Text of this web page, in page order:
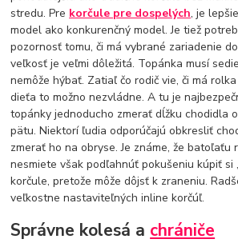
stredu. Pre korčule pre dospelých, je
model ako konkurenčný model. Je tiež
pozornosť tomu, či má vybrané zariadenie
veľkosť je veľmi dôležitá. Topánka musí
nemôže hýbať. Zatiaľ čo rodič vie, či má
dieťa to možno nezvládne. A tu je
topánky jednoducho zmerať dĺžku chodidla
pätu. Niektorí ľudia odporúčajú obkresliť
zmerať ho na obryse. Je známe, že batoľaťu
nesmiete však podľahnúť pokušeniu kúpiť si
korčule, pretože môže dôjsť k zraneniu.
veľkostne nastaviteľných inline korčúľ.
Správne kolesá a chrániče